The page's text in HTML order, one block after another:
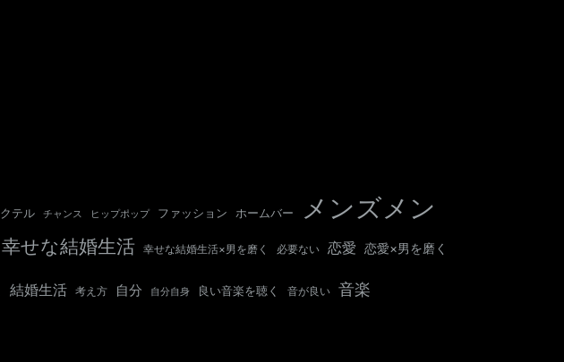
テル チャンス ヒップポップ ファッション ホームバー メンズメン
幸せな結婚生活 幸せな結婚生活×男を磨く 必要ない 恋愛 恋愛×男を磨く
結婚生活 考え方 自分 自分自身 良い音楽を聴く 音が良い 音楽